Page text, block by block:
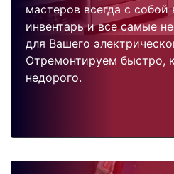
мастеров всегда с
инвентарь и все самые
для Вашего
Отремонтируем быстро,
недорого.